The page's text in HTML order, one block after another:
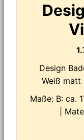
Design
Weiß matt
Maße: B: ca.
|